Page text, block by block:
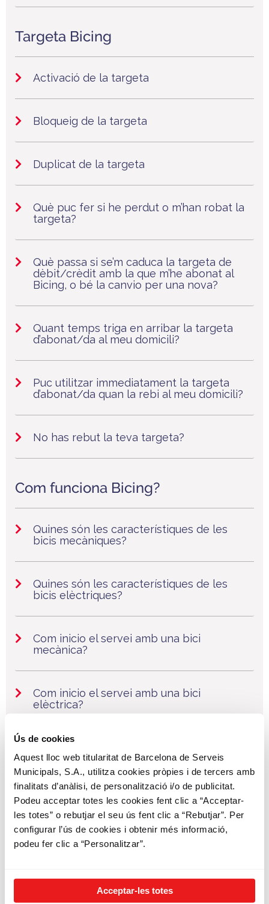
Ús de cookies
Aquest lloc web titularitat de Barcelona de Serveis
Municipals, S.A., utilitza cookies pròpies i de tercers amb
finalitats d’anàlisi, de personalització i/o de publicitat.
Podeu acceptar totes les cookies fent clic a “Acceptar-
les totes” o rebutjar el seu ús fent clic a “Rebutjar”. Per
configurar l’ús de cookies i obtenir més informació,
podeu fer clic a “Personalitzar”.
Acceptar-les totes
Targeta Bicing
Activació de la targeta
Bloqueig de la targeta
Duplicat de la targeta
Què puc fer si he perdut o m’han robat la
targeta?
Què passa si se’m caduca la targeta de
dèbit/crèdit amb la que m’he abonat al
Bicing, o bé la canvio per una nova?
Quant temps triga en arribar la targeta
d’abonat/da al meu domicili?
Puc utilitzar immediatament la targeta
d’abonat/da quan la rebi al meu domicili?
No has rebut la teva targeta?
Com funciona Bicing?
Quines són les característiques de les
bicis mecàniques?
Quines són les característiques de les
bicis elèctriques?
Com inicio el servei amb una bici
mecànica?
Com inicio el servei amb una bici
elèctrica?
Què passa quan no hi ha espais
disponibles en una estació per a tornar la
bicicleta?